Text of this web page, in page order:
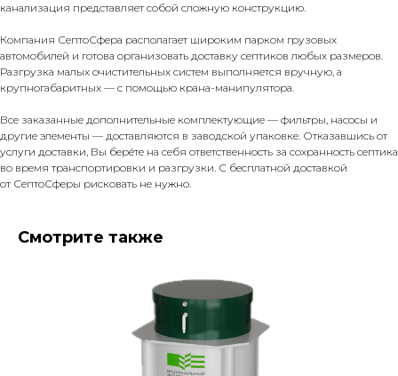
канализация представляет собой сложную конструкцию.
Компания СептоСфера располагает широким парком грузовых
автомобилей и готова организовать доставку септиков любых размеров.
Разгрузка малых очистительных систем выполняется вручную, а
крупногабаритных — с помощью крана-манипулятора.
Все заказанные дополнительные комплектующие — фильтры, насосы и
другие элементы — доставляются в заводской упаковке. Отказавшись от
услуги доставки, Вы берёте на себя ответственность за сохранность септика
во время транспортировки и разгрузки. С бесплатной доставкой
от СептоСферы рисковать не нужно.
Смотрите также